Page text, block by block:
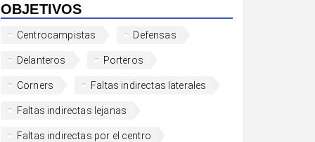
OBJETIVOS
Centrocampistas Defensas
Delanteros Porteros
Corners Faltas indirectas laterales
Faltas indirectas lejanas
Faltas indirectas por el centro